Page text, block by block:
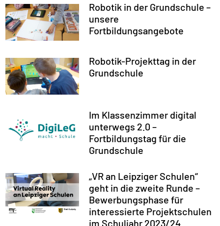
Robotik in der Grundschule –
unsere
Fortbildungsangebote
Robotik-Projekttag in der
Grundschule
Im Klassenzimmer digital
unterwegs 2.0 –
Fortbildungstag für die
Grundschule
„VR an Leipziger Schulen“
geht in die zweite Runde –
Bewerbungsphase für
interessierte Projektschulen
im Schuljahr 2023/24